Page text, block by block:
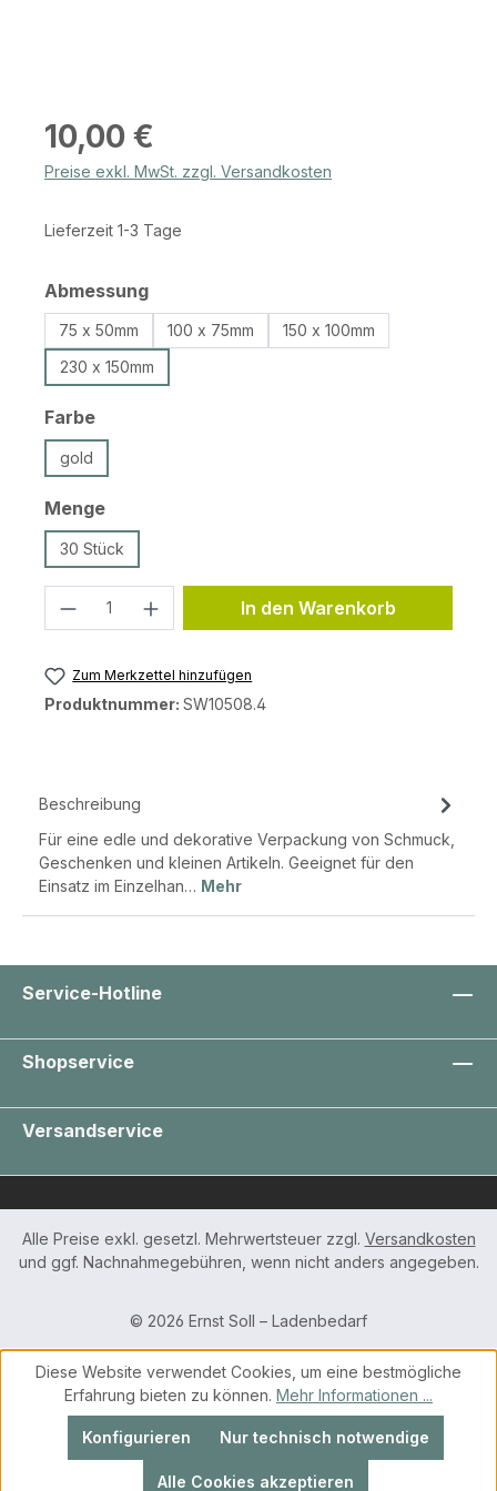
Regulärer Preis:
10,00 €
Preise exkl. MwSt. zzgl. Versandkosten
Lieferzeit 1-3 Tage
Abmessungauswählen
75 x 50mm 100 x 75mm
150 x 100mm
230 x 150mm
Farbeauswählen
gold
Mengeauswählen
30 Stück
Produkt Anzahl: Gib den
In den Warenkorb
Zum Merkzettel hinzufügen
Produktnummer: SW10508.4
Beschreibung
Für eine edle und dekorative Verpackung von Schmuck,
Geschenken und kleinen Artikeln. Geeignet für den
Einsatz im Einzelhan… Mehr
Service-Hotline
Shopservice
Versandservice
Alle Preise exkl. gesetzl. Mehrwertsteuer zzgl. Versandkosten
und ggf. Nachnahmegebühren, wenn nicht anders angegeben.
© 2026 Ernst Soll – Ladenbedarf
Diese Website verwendet Cookies, um eine bestmögliche
Erfahrung bieten zu können. Mehr Informationen ...
Nur technisch notwendige
Konfigurieren
Alle Cookies akzeptieren